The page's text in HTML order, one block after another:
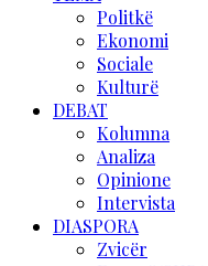
Politkë
Ekonomi
Sociale
Kulturë
DEBAT
Kolumna
Analiza
Opinione
Intervista
DIASPORA
Zvicër